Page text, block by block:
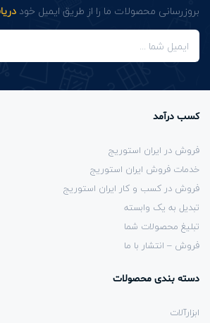
بروزرسانی محصولات ما را از طریق ایمیل خود
کسب درآمد
فروش در ایران استوریج
خدمات فروش ایران استوریج
فروش در کسب و کار ایران استوریج
تبدیل به یک وابسته
تبلیغ محصولات شما
فروش – انتشار با ما
دسته بندی محصولات
ابزارآلات